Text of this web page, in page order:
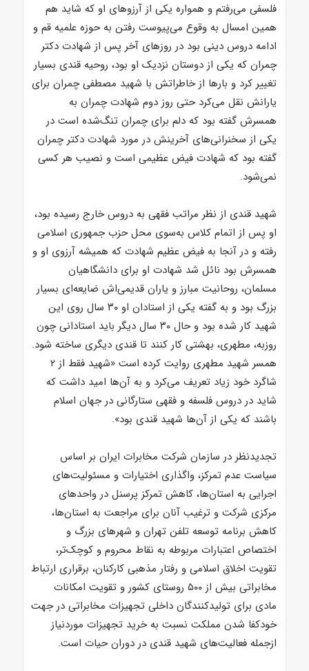
فلسفی می‌رفتم و همواره یکی از آرزوهای او که شاید هم
همین امسال به وقوع می‌پیوست رفتن به حوزه علمیه قم و
ادامه دروس دینی بود در روزهای آخر پس از شهادت دکتر
چمران که یکی از دوستان نزدیک او بود، روحیه قندی بسیار
تغییر کرد و بارها از خاطراتش با شهید مصطفی چمران برای
یارانش نقل می‌کرد حتی روز دوم شهادت چمران به
همسرش گفته بود که دلم برای چمران تنگ‌شده است در
یکی از سخنرانی‌های آخرینش در مورد شهادت دکتر چمران
گفته بود که شهادت فیض عظیمی است و نصیب هر کسی
نمی‌شود.
شهید قندی از نظر مراتب فقهی به دروس خارج رسیده بود،
او پس از اتمام کلاس به‌سوی محل حزب جمهوری اسلامی
رفته و در آنجا به فیض عظیم شهادت که همیشه آرزوی او و
همسرش بود نائل شد شهادت او برای دانشگاهیان
مسلمان، روحانیت مبارز و یاران قدیمی‌اش ضایعه‌ای بسیار
بزرگ بود و به گفته یکی از استادان او ۳۰ سال روی این
شهید کار شده بود و حال ۳۰ سال دیگر باید استادانی چون
روزبه، مطهری، بهشتی کار کنند تا قندی دیگری ساخته شود.
همسر شهید مطهری روایت کرده است «شهید فقط از ۲
شاگرد خود زیاد تعریف می‌کرد و به آن‌ها امید داشت که
شاید در دروس فلسفه و فقهی ستارگانی در جهان اسلام
باشند که یکی از آن‌ها شهید قندی بود».
تجدیدنظر در سازمان شرکت مخابرات ایران بر اساس
سیاست عدم تمرکز، واگذاری اختیارات و مسئولیت‌های
اجرایی به استان‌ها، کاهش تمرکز پرسنل در واحدهای
مرکزی شرکت و ترغیب آنان برای مراجعت به استان‌ها،
کاهش برنامه توسعه تلفن تهران و شهرهای بزرگ و
اختصاص اعتبارات مربوطه به نقاط محروم و کوچک‌تر،
تقویت اخلاق اسلامی و رفتار مذهبی کارکنان، برقراری ارتباط
مخابراتی بیش از ۵۰۰ روستای کشور و تقویت امکانات
مادی برای تولیدکنندگان داخلی تجهیزات مخابراتی در جهت
خودکفا شدن مملکت نسبت به خرید تجهیزات موردنیاز
ازجمله فعالیت‌های شهید قندی در دوران حیات است.